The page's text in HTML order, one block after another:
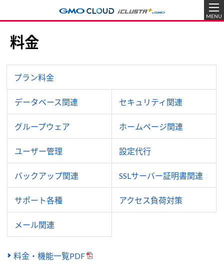
MENU
料金
プラン料金
データベース関連 セキュリティ関連
グループウェア ホームページ関連
ユーザー管理 設定代行
バックアップ関連 SSLサーバー証明書関連
サポート各種 アクセス負荷対策
メール関連
料金・機能一覧PDF